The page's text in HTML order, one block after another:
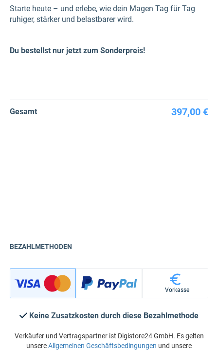
Starte heute – und erlebe, wie dein Magen Tag für Tag
ruhiger, stärker und belastbarer wird.
Du bestellst nur jetzt zum Sonderpreis!
Gesamt 397,00 €
BEZAHLMETHODEN
Vorkasse
Keine Zusatzkosten durch diese Bezahlmethode
Verkäufer und Vertragspartner ist Digistore24 GmbH. Es gelten
unsereAllgemeinen Geschäftsbedingungen und unsere